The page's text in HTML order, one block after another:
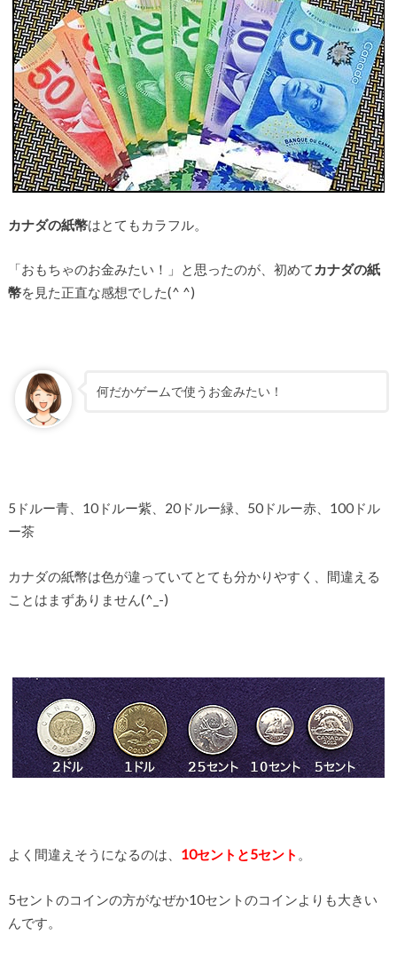
カナダの紙幣はとてもカラフル。
「おもちゃのお金みたい！」と思ったのが、初めて カナダの紙
幣を見た正直な感想でした(^ ^)
何だかゲームで使うお金みたい！
5ドルー青、10ドルー紫、20ドルー緑、50ドルー赤、100ドル
ー茶
カナダの紙幣は色が違っていてとても分かりやすく、間違える
ことはまずありません(^_-)
よく間違えそうになるのは、 10セントと5セント 。
5セントのコインの方がなぜか10セントのコインよりも大きい
んです。